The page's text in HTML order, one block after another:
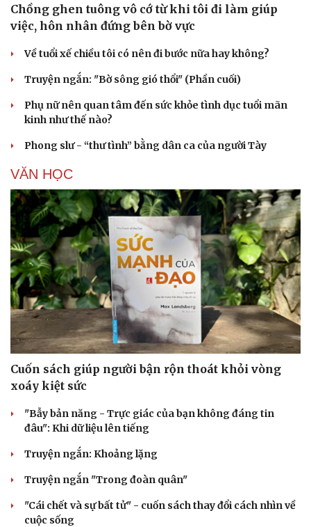
Cải chính
Chồng ghen tuông vô cớ từ khi tôi đi làm giúp
việc, hôn nhân đứng bên bờ vực
Về tuổi xế chiều tôi có nên đi bước nữa hay không?
Truyện ngắn: "Bờ sông gió thổi" (Phần cuối)
Phụ nữ nên quan tâm đến sức khỏe tình dục tuổi mãn
kinh như thế nào?
Phong slư - “thư tình” bằng dân ca của người Tày
VĂN HỌC
Cuốn sách giúp người bận rộn thoát khỏi vòng
xoáy kiệt sức
"Bẫy bản năng - Trực giác của bạn không đáng tin
đâu": Khi dữ liệu lên tiếng
Truyện ngắn: Khoảng lặng
Truyện ngắn "Trong đoàn quân"
"Cái chết và sự bất tử" - cuốn sách thay đổi cách nhìn về
cuộc sống